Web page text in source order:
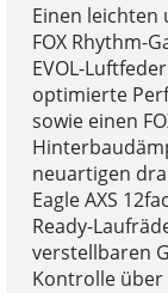
Einen
FOX Rhythm-
EVOL-
optimierte
sowie einen
neuartigen
Eagle AXS
Ready-
verstellbaren
Kontrolle über